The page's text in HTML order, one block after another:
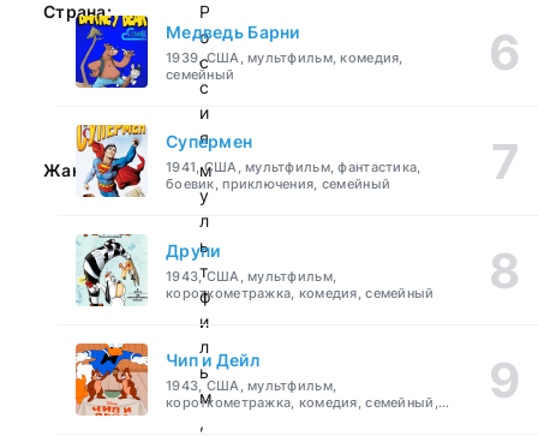
Страна:
Р
о
с
с
и
я
Жанр:
м
у
л
ь
т
ф
и
л
ь
м
,
Медведь Барни
1939, США, мультфильм, комедия,
семейный
Супермен
1941, США, мультфильм, фантастика,
боевик, приключения, семейный
Друпи
1943, США, мультфильм,
короткометражка, комедия, семейный
Чип и Дейл
1943, США, мультфильм,
короткометражка, комедия, семейный,